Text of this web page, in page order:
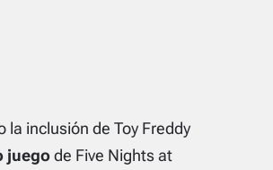
inclusión de Toy Freddy
juegode Five Nights at